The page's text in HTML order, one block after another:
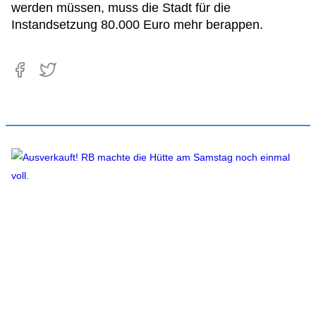
werden müssen, muss die Stadt für die
Instandsetzung 80.000 Euro mehr berappen.